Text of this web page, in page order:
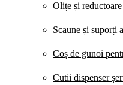
Olițe și
Scaune și suporți
Coș de gunoi
Cutii dispenser